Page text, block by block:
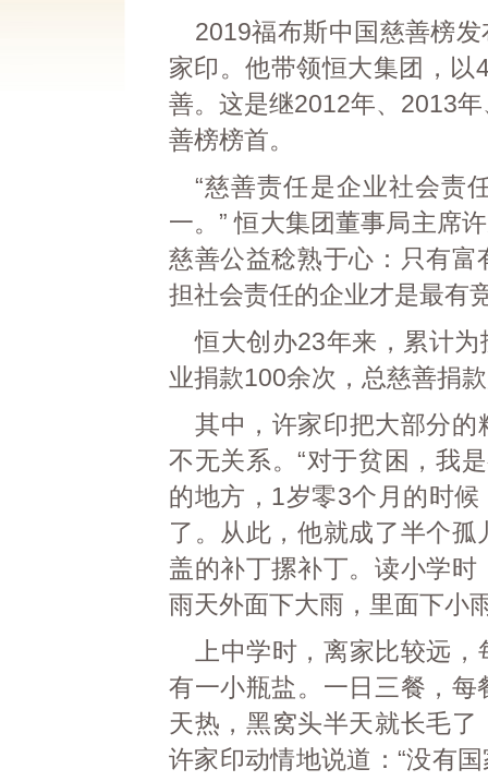
2019福布斯中国慈善榜
家印。他带领恒大集团，
善。这是继2012年、2013
善榜榜首。
“慈善责任是企业社会责
一。” 恒大集团董事局主席
慈善公益稔熟于心：只有
担社会责任的企业才是最有
恒大创办23年来，累计
业捐款100余次，总慈善捐
其中，许家印把大部分
不无关系。“对于贫困，我
的地方，1岁零3个月的时
了。从此，他就成了半个
盖的补丁摞补丁。读小学
雨天外面下大雨，里面下小
上中学时，离家比较远
有一小瓶盐。一日三餐，
天热，黑窝头半天就长毛
许家印动情地说道：“没有